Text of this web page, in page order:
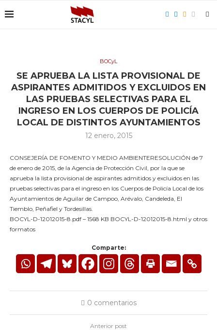
BOCyL
SE APRUEBA LA LISTA PROVISIONAL DE
ASPIRANTES ADMITIDOS Y EXCLUIDOS EN
LAS PRUEBAS SELECTIVAS PARA EL
INGRESO EN LOS CUERPOS DE POLICÍA
LOCAL DE DISTINTOS AYUNTAMIENTOS
12 enero, 2015
CONSEJERÍA DE FOMENTO Y MEDIO AMBIENTERESOLUCIÓN de 7
de enero de 2015, de la Agencia de Protección Civil, por la que se
aprueba la lista provisional de aspirantes admitidos y excluidos en las
pruebas selectivas para el ingreso en los Cuerpos de Policía Local de los
Ayuntamientos de Aguilar de Campoo, Arévalo, Candeleda, El
Tiemblo, Peñafiel y Tordesillas.
BOCYL-D-12012015-8.pdf – 1568 KB BOCYL-D-12012015-8.html y otros
formatos
Comparte:
0 comentarios
Anterior post